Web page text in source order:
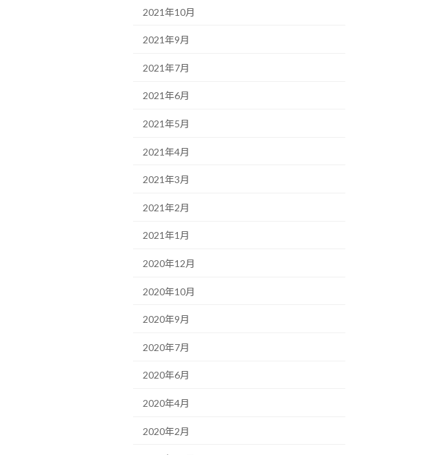
2021年10月
2021年9月
2021年7月
2021年6月
2021年5月
2021年4月
2021年3月
2021年2月
2021年1月
2020年12月
2020年10月
2020年9月
2020年7月
2020年6月
2020年4月
2020年2月